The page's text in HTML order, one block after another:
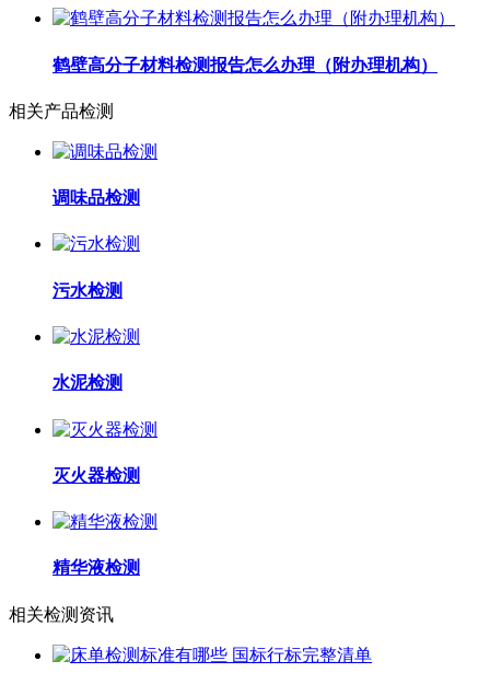
鹤壁高分子材料检测报告怎么办理（附办理机构）
相关产品检测
调味品检测
污水检测
水泥检测
灭火器检测
精华液检测
相关检测资讯